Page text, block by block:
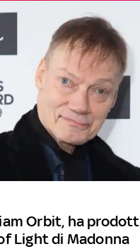
Orbit, ha
Light di Madonna